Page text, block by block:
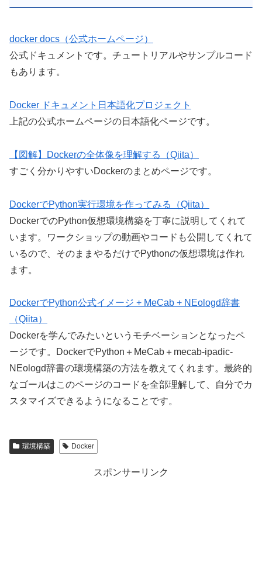
docker docs（公式ホームページ）
公式ドキュメントです。チュートリアルやサンプルコード
もあります。
Docker ドキュメント日本語化プロジェクト
上記の公式ホームページの日本語化ページです。
【図解】Dockerの全体像を理解する（Qiita）
すごく分かりやすいDockerのまとめページです。
DockerでPython実行環境を作ってみる（Qiita）
DockerでのPython仮想環境構築を丁寧に説明してくれて
います。ワークショップの動画やコードも公開してくれて
いるので、そのままやるだけでPythonの仮想環境は作れ
ます。
DockerでPython公式イメージ + MeCab + NEologd辞書
（Qiita）
Dockerを学んでみたいというモチベーションとなったペ
ージです。DockerでPython＋MeCab＋mecab-ipadic-
NEologd辞書の環境構築の方法を教えてくれます。最終的
なゴールはこのページのコードを全部理解して、自分でカ
スタマイズできるようになることです。
環境構築 Docker
スポンサーリンク